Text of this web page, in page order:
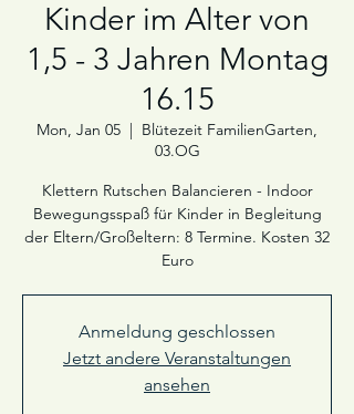
Kinder im Alter von
1,5 - 3 Jahren Montag
16.15
Mon, Jan 05
  |
Blütezeit FamilienGarten,
03.OG
Klettern Rutschen Balancieren - Indoor
Bewegungsspaß für Kinder in Begleitung
der Eltern/Großeltern: 8 Termine. Kosten 32
Euro
Anmeldung geschlossen
Jetzt andere Veranstaltungen
ansehen